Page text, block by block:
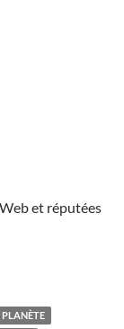
et réputées
PLANÈTE